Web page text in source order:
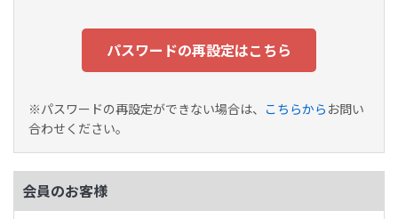
パスワードの再設定はこちら
※パスワードの再設定ができない場合は、 こちらから お問い
合わせください。
会員のお客様